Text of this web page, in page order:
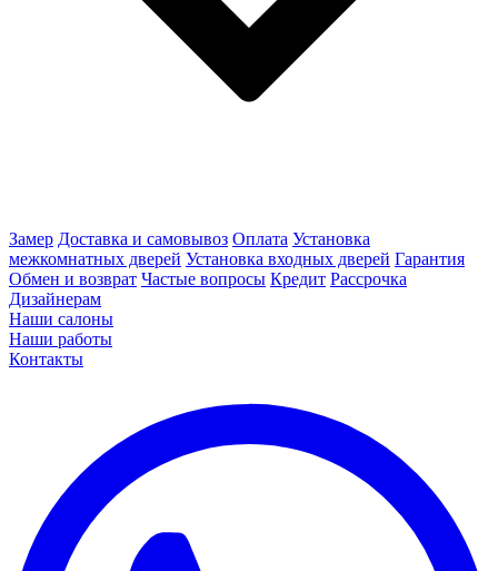
Замер Доставка и самовывоз Оплата Установка
межкомнатных дверей Установка входных дверей Гарантия
Обмен и возврат Частые вопросы Кредит Рассрочка
Дизайнерам
Наши салоны
Наши работы
Контакты